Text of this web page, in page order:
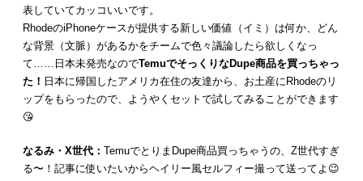
表していてカッコいいです。
RhodeのiPhoneケースが提供する新しい価値（イミ）は何か、どん
な背景（文脈）があるかをチームで色々議論したら欲しくなっ
て……日本未発売なのでTemuでそっくりなDupe商品を買っちゃっ
た！ 日本に帰国したアメリカ在住の友達から、お土産にRhodeのリ
ップをもらったので、ようやくセットで試してみることができます
😘
なるみ・X世代： TemuでとりまDupe商品買っちゃうの、Z世代すぎ
る〜！記事に使いたいからヘイリー風セルフィー撮って送ってよ😉